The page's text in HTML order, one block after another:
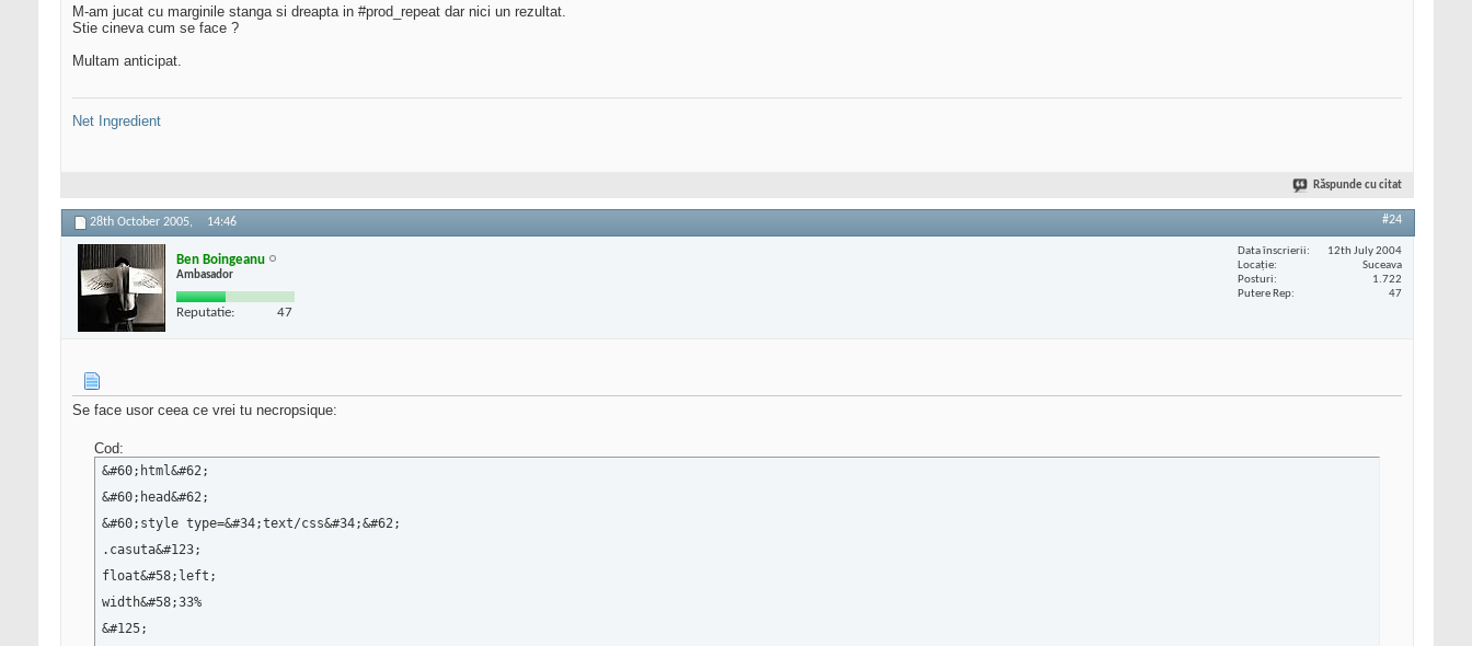
#prod_repeat &#123;
  float&#58; left;
  width&#58; 150px;
  height&#58; 200px;
  border-left-color&#58; #CCCCCC;
  border-left-width&#58; 1px;
  border-left-style&#58; dashed;
  margin-top&#58; 10px;
  margin-bottom&#58; 10px;
&#125;
M-am jucat cu marginile stanga si dreapta in #prod_repeat dar nici un rezultat.
Stie cineva cum se face ?
Multam anticipat.
Net Ingredient
Răspunde cu citat
28th October 2005, 14:46 #24
Ben Boingeanu
Ambasador
Reputatie: 47
Data înscrierii
12th July 2004
Locaţie
Suceava
Posturi
1.722
Putere Rep
47
Se face usor ceea ce vrei tu necropsique:
Cod:
&#60;html&#62;
&#60;head&#62;
&#60;style type=&#34;text/css&#34;&#62;
.casuta&#123;
float&#58;left;
width&#58;33%
&#125;